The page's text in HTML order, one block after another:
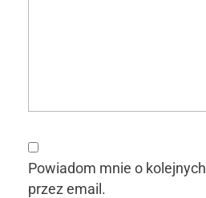
Powiadom mnie o
przez email.